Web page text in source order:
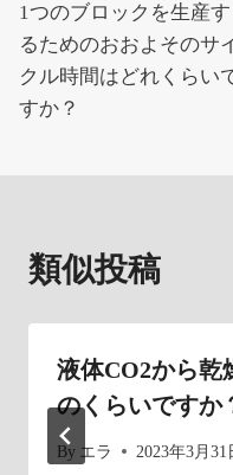
稿
ナ
ビ
シ
ョ
1つのブロックを生産す
るためのおおよそのサ
クル時間はどれくらい
すか？
類似投稿
液体CO2から乾
のくらいですか
By エラ 2023年3月31